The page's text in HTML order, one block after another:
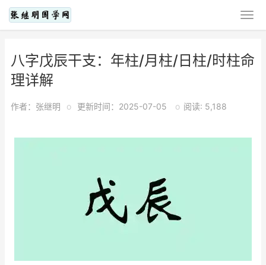
八字戊辰干支：年柱/月柱/日柱/时柱命
理详解
作者：张继明 o 更新时间：2025-07-05 o 阅读: 5,188